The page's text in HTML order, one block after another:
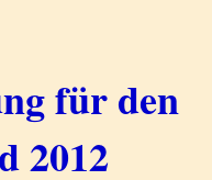
für den
2012